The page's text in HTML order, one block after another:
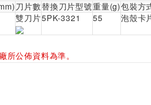
刀片數替換刀片型號重量(g)包裝方
雙刀片5PK-3321 55 泡殼卡
公佈資料為準。